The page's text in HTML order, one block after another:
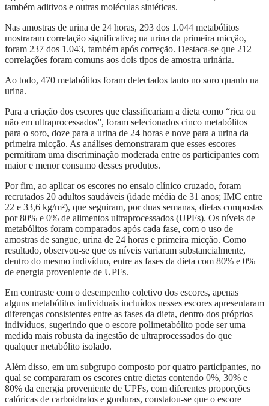
também aditivos e outras moléculas sintéticas.
Nas amostras de urina de 24 horas, 293 dos 1.044 metabólitos
mostraram correlação significativa; na urina da primeira micção,
foram 237 dos 1.043, também após correção. Destaca-se que 212
correlações foram comuns aos dois tipos de amostra urinária.
Ao todo, 470 metabólitos foram detectados tanto no soro quanto na
urina.
Para a criação dos escores que classificariam a dieta como “rica ou
não em ultraprocessados”, foram selecionados cinco metabólitos
para o soro, doze para a urina de 24 horas e nove para a urina da
primeira micção. As análises demonstraram que esses escores
permitiram uma discriminação moderada entre os participantes com
maior e menor consumo desses produtos.
Por fim, ao aplicar os escores no ensaio clínico cruzado, foram
recrutados 20 adultos saudáveis (idade média de 31 anos; IMC entre
22 e 33,6 kg/m²), que seguiram, por duas semanas, dietas compostas
por 80% e 0% de alimentos ultraprocessados (UPFs). Os níveis de
metabólitos foram comparados após cada fase, com o uso de
amostras de sangue, urina de 24 horas e primeira micção. Como
resultado, observou-se que os níveis variaram substancialmente,
dentro do mesmo indivíduo, entre as fases da dieta com 80% e 0%
de energia proveniente de UPFs.
Em contraste com o desempenho coletivo dos escores, apenas
alguns metabólitos individuais incluídos nesses escores apresentaram
diferenças consistentes entre as fases da dieta, dentro dos próprios
indivíduos, sugerindo que o escore polimetabólito pode ser uma
medida mais robusta da ingestão de ultraprocessados do que
qualquer metabólito isolado.
Além disso, em um subgrupo composto por quatro participantes, no
qual se compararam os escores entre dietas contendo 0%, 30% e
80% da energia proveniente de UPFs, com diferentes proporções
calóricas de carboidratos e gorduras, constatou-se que o escore